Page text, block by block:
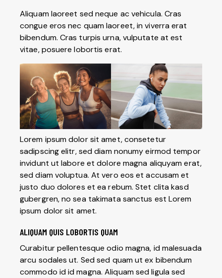
Aliquam laoreet sed neque ac vehicula. Cras
congue eros nec quam laoreet, in viverra erat
bibendum. Cras turpis urna, vulputate at est
vitae, posuere lobortis erat.
Lorem ipsum dolor sit amet, consetetur
sadipscing elitr, sed diam nonumy eirmod tempor
invidunt ut labore et dolore magna aliquyam erat,
sed diam voluptua. At vero eos et accusam et
justo duo dolores et ea rebum. Stet clita kasd
gubergren, no sea takimata sanctus est Lorem
ipsum dolor sit amet.
ALIQUAM QUIS LOBORTIS QUAM
Curabitur pellentesque odio magna, id malesuada
arcu sodales ut. Sed sed quam ut ex bibendum
commodo id id magna. Aliquam sed ligula sed